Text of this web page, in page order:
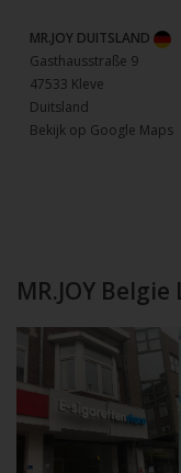
MR.JOY DUITSLAND
Gasthausstraße 9
47533 Kleve
Duitsland
Bekijk op Google Maps
MR.JOY